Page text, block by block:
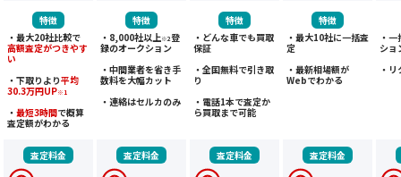
特徴
・最大20社比較で
高額査定がつきやす
い
・下取りより平均
30.3万円UP※1
・ 最短3時間で概算
査定額がわかる
特徴
・8,000社以上※2登
録のオークション
・中間業者を省き手
数料を大幅カット
・連絡はセルカのみ
特徴
・どんな車でも買取
保証
・全国無料で引き取
り
・電話1本で査定か
ら買取まで可能
特徴
・最大10社に一括査
定
・最新相場額が
Webでわかる
・
ショ
・
査定料金 査定料金 査定料金 査定料金